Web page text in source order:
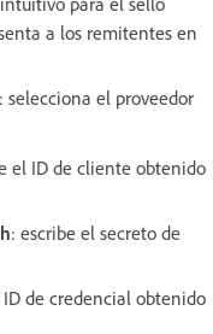
a los remitentes en
: selecciona el proveedor
el ID de cliente obtenido
: escribe el secreto de
ID de credencial obtenido